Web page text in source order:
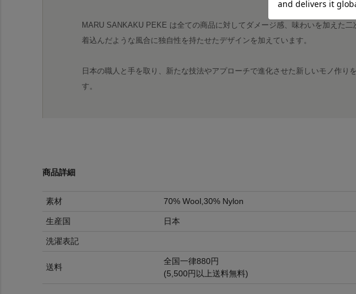
MARU SANKAKU PEKE は全ての商品に対してダメージ感、味わいを加えた二
着込んだような風合に独自性を持たせたデザインを加えています。
日本の職人と手を取り、新たな技法やアプローチで進化させた新しいモノ作り
す。
商品詳細
素材 70% Wool,30% Nylon
生産国 日本
洗濯表記
送料
全国一律880円
(5,500円以上送料無料)